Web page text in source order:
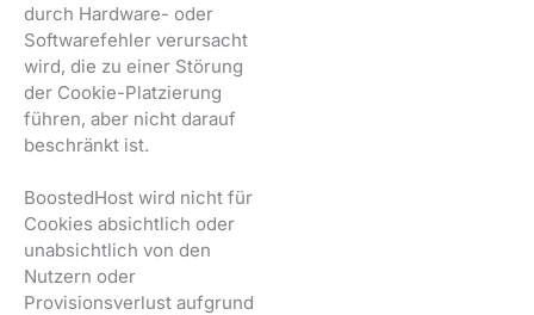
durch Hardware- oder
Softwarefehler verursacht
wird, die zu einer Störung
der Cookie-Platzierung
führen, aber nicht darauf
beschränkt ist.
BoostedHost wird nicht für
Cookies absichtlich oder
unabsichtlich von den
Nutzern oder
Provisionsverlust aufgrund